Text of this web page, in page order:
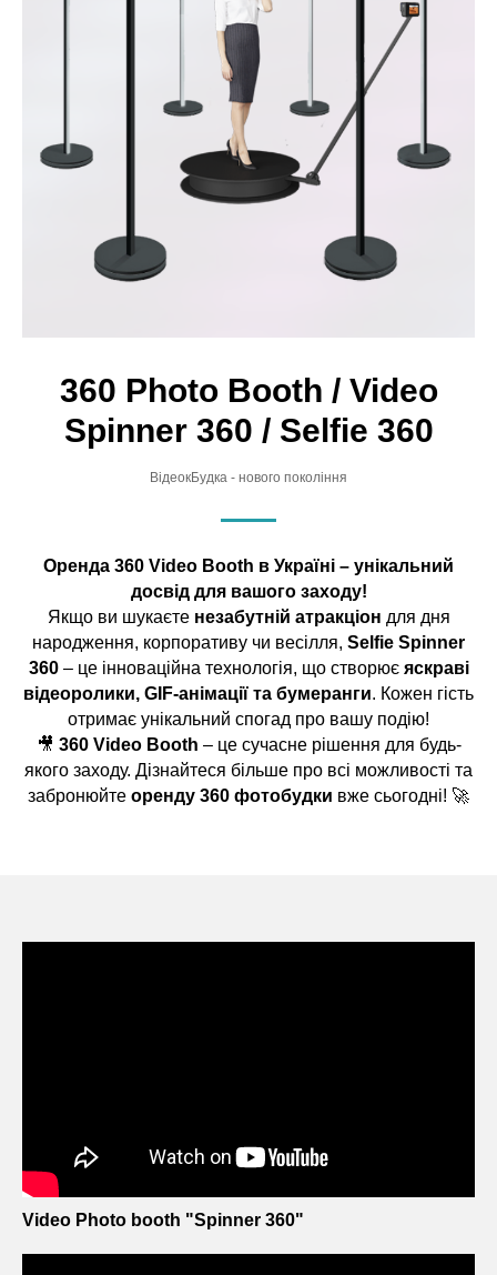
360 Photo Booth / Video
Spinner 360 / Selfie 360
ВідеокБудка - нового покоління
Оренда 360 Video Booth в Україні – унікальний
досвід для вашого заходу!
Якщо ви шукаєте незабутній атракціон для дня
народження, корпоративу чи весілля, Selfie Spinner
360– це інноваційна технологія, що створює яскраві
відеоролики, GIF-анімації та бумеранги. Кожен гість
отримає унікальний спогад про вашу подію!
🎥 360 Video Booth – це сучасне рішення для будь-
якого заходу. Дізнайтеся більше про всі можливості та
забронюйте оренду 360 фотобудки вже сьогодні! 🚀
Video Photo booth "Spinner 360"